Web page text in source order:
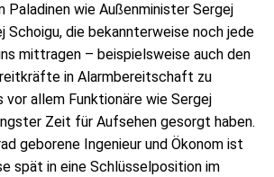
Paladinen wie Außenminister Sergej
Schoigu, die bekannterweise noch jede
mittragen – beispielsweise auch den
in Alarmbereitschaft zu
allem Funktionäre wie Sergej
Zeit für Aufsehen gesorgt haben.
geborene Ingenieur und Ökonom ist
spät in eine Schlüsselposition im